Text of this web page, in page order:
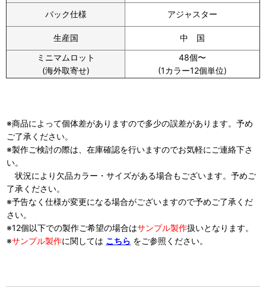
バック仕様 アジャスター
生産国
中 国
ミニマムロット
(海外取寄せ)
48個〜
(1カラー12個単位)
※商品によって個体差がありますので多少の誤差があります。予め
ご了承ください。
※製作ご検討の際は、在庫確認を行いますのでお気軽にご連絡下さ
い。
状況により欠品カラー・サイズがある場合もございます。予めご
了承ください。
※予告なく仕様が変更になる場合がございますので予めご了承くだ
さい。
※12個以下での製作ご希望の場合はサンプル製作扱いとなります。
※サンプル製作に関しては こちら をご参照ください。